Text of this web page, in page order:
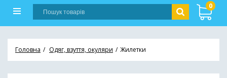
0
Головна Одяг, взуття, окуляри Жилетки